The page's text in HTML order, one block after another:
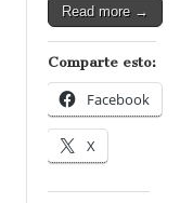
Read more →
Comparte esto:
Facebook
X